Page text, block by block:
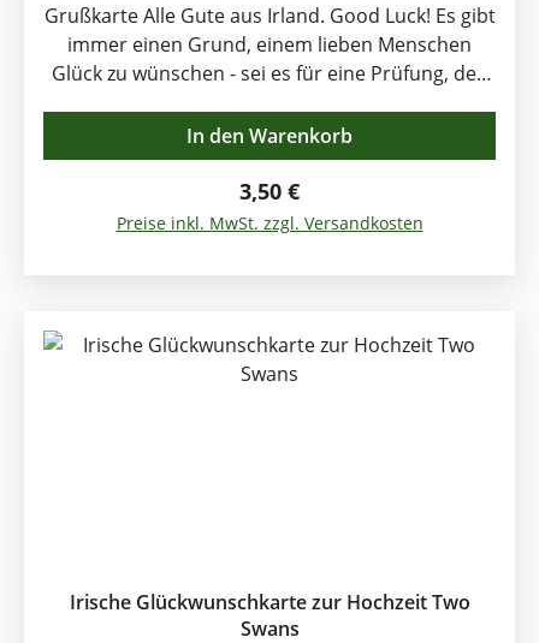
Grußkarte Alle Gute aus Irland. Good Luck! Es gibt
immer einen Grund, einem lieben Menschen
Glück zu wünschen - sei es für eine Prüfung, den
Arbeitsstelle - aber manchmal auch ohne
besonderen Anlass... Diese einmalige, auf
englisch und gälisch gestaltete Glückwunschkarte
der berühmten irischen Künstlerin Rachel
Regulärer Preis:
3,50 €
Preise inkl. MwSt. zzgl. Versandkosten
In den Warenkorb
Irische Glückwunschkarte zur Hochzeit Two
Swans